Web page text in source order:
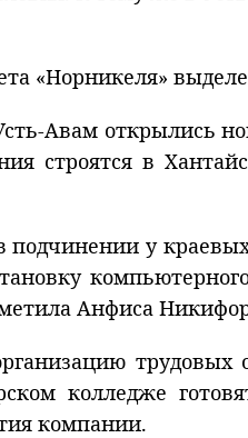
«Норникеля»
Авам открылись
строятся в
у
Анфиса
колледже
компании.